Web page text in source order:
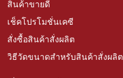
สินค้าขายดี
เช็คโปรโมชั่นเคซี
สั่งซื้อสินค้าสั่งผลิต
วิธีวัดขนาดสำหรับสินค้าสั่งผลิต